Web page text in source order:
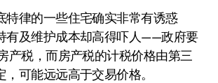
特律的一些住宅确实非常有诱惑
有及维护成本却高得吓人——政府要
产税，而房产税的计税价格由第三
可能远远高于交易价格。